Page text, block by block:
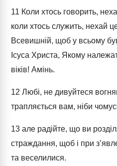
11 Коли хтось говорить,
коли хтось служить, нехай
Всевишній, щоб у всьому
Ісуса Христа, Якому
віків! Амінь.
12 Любі, не дивуйтеся
трапляється вам, ніби
13 але радійте, що ви
страждання, щоб і при
та веселилися.